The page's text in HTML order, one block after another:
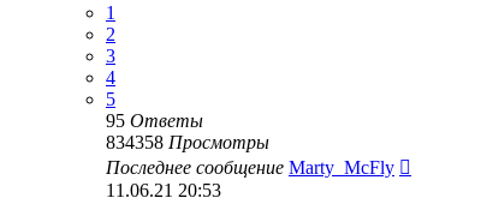
1
2
3
4
5
95 Ответы
834358 Просмотры
Последнее сообщение Marty_McFly
11.06.21 20:53